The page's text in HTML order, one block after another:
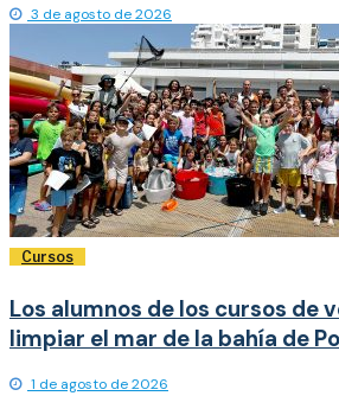
3 de agosto de 2026
Cursos
Los alumnos de los cursos de
limpiar el mar de la bahía de
1 de agosto de 2026